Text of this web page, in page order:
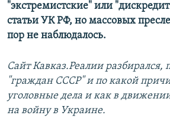
"экстремистские" или
статьи УК РФ, но массовых
пор не наблюдалось.
Сайт Кавказ.Реалии разбирался,
"граждан СССР" и по какой
уголовные дела и как в
на войну в Украине.